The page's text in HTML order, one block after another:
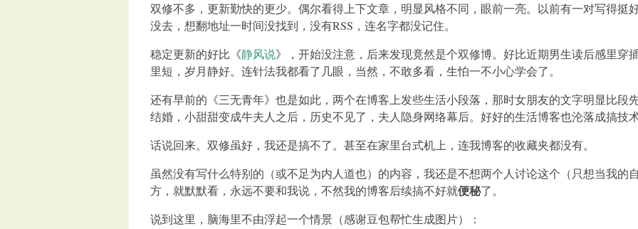
双修不多，更新勤快的更少。偶尔看得上下文章，明显风格不同，眼前一亮。以前有一对写得挺
没去，想翻地址一时间没找到，没有RSS，连名字都没记住。
稳定更新的好比《静风说》，开始没注意，后来发现竟然是个双修博。好比近期男生读后感里穿
里短，岁月静好。连针法我都看了几眼，当然，不敢多看，生怕一不小心学会了。
还有早前的《三无青年》也是如此，两个在博客上发些生活小段落，那时女朋友的文字明显比段
结婚，小甜甜变成牛夫人之后，历史不见了，夫人隐身网络幕后。好好的生活博客也沦落成搞技
话说回来。双修虽好，我还是搞不了。甚至在家里台式机上，连我博客的收藏夹都没有。
虽然没有写什么特别的（或不足为内人道也）的内容，我还是不想两个人讨论这个（只想当我的
方，就默默看，永远不要和我说，不然我的博客后续搞不好就便秘了。
说到这里，脑海里不由浮起一个情景（感谢豆包帮忙生成图片）：